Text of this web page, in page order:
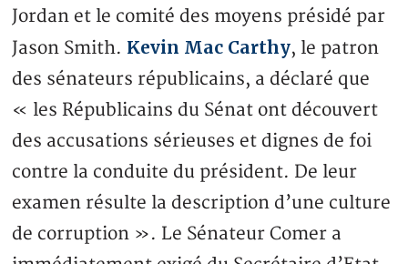
Jordan et le comité des moyens présidé par
Jason Smith. Kevin Mac Carthy, le patron
des sénateurs républicains, a déclaré que
« les Républicains du Sénat ont découvert
des accusations sérieuses et dignes de foi
contre la conduite du président. De leur
examen résulte la description d’une culture
de corruption ». Le Sénateur Comer a